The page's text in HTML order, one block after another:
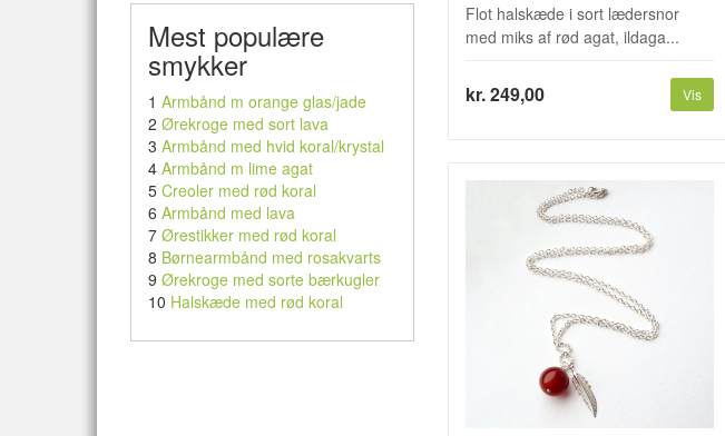
Mest populære
smykker
1 Armbånd m orange glas/jade
2 Ørekroge med sort lava
3 Armbånd med hvid koral/krystal
4 Armbånd m lime agat
5 Creoler med rød koral
6 Armbånd med lava
7 Ørestikker med rød koral
8 Børnearmbånd med rosakvarts
9 Ørekroge med sorte bærkugler
10 Halskæde med rød koral
Flot halskæde i sort lædersnor
med miks af rød agat, ildaga...
kr. 249,00 Vis